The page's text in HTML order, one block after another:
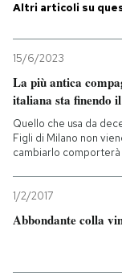
Sport
I MIEI
SHOP
Altri articoli su
15/6/2023
La più antica
italiana sta finendo
Quello che usa da
Figli di Milano non
cambiarlo
1/2/2017
Abbondante colla